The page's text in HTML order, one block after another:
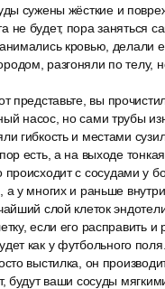
сужены жёсткие и
не будет, пора заняться
кровью, делали
разгоняли по телу,
представьте, вы
насос, но сами трубы
гибкость и местами
есть, а на выходе
происходит с сосудами у
у многих и раньше
слой клеток
если его расправить и
как у футбольного
выстилка, он
будут ваши сосуды